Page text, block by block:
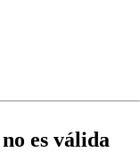
no es válida